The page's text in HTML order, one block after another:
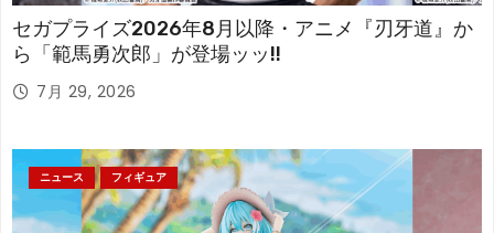
セガプライズ2026年8月以降・アニメ『刃牙道』か
ら「範馬勇次郎」が登場ッッ!!
7月 29, 2026
ニュース フィギュア